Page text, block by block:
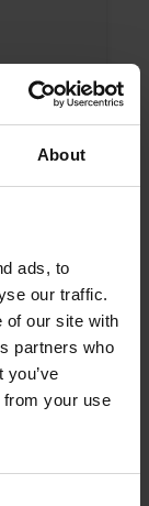
About
ads, to
our traffic.
of our site with
partners who
from your use